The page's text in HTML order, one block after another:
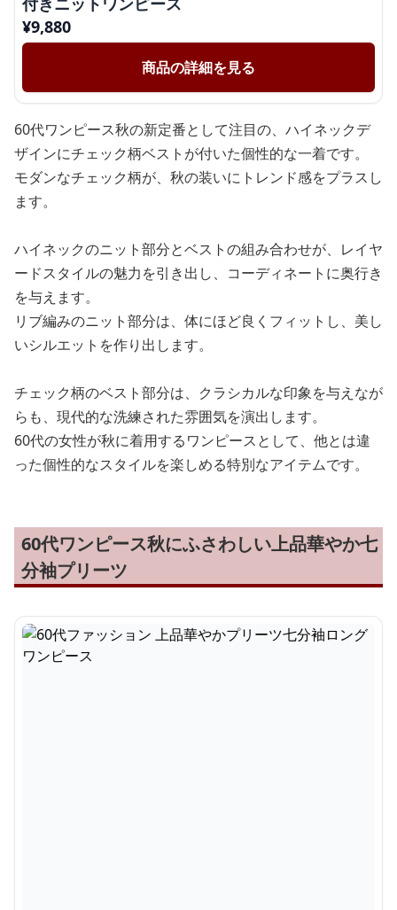
¥9,880
商品の詳細を見る
60代ワンピース秋の新定番として注目の、ハイネックデ
ザインにチェック柄ベストが付いた個性的な一着です。
モダンなチェック柄が、秋の装いにトレンド感をプラスし
ます。
ハイネックのニット部分とベストの組み合わせが、レイヤ
ードスタイルの魅力を引き出し、コーディネートに奥行き
を与えます。
リブ編みのニット部分は、体にほど良くフィットし、美し
いシルエットを作り出します。
チェック柄のベスト部分は、クラシカルな印象を与えなが
らも、現代的な洗練された雰囲気を演出します。
60代の女性が秋に着用するワンピースとして、他とは違
った個性的なスタイルを楽しめる特別なアイテムです。
60代ワンピース秋にふさわしい上品華やか七
分袖プリーツ